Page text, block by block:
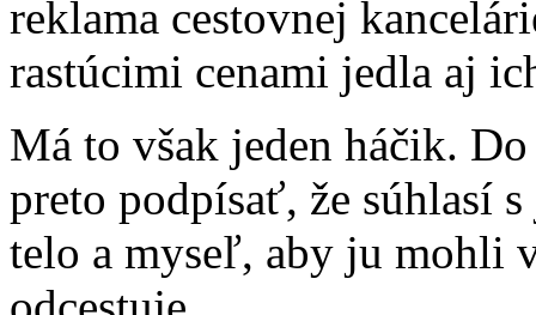
reklama cestovnej
rastúcimi cenami jedla aj
Má to však jeden háčik.
preto podpísať, že súhlasí
telo a myseľ, aby ju mohli